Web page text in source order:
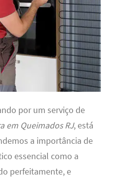
por um serviço de
em Queimados RJ, está
a importância de
essencial como a
perfeitamente, e